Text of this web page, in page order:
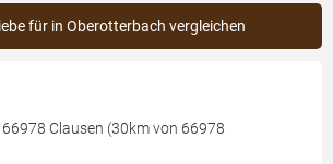
für in Oberotterbach vergleichen
Clausen (30km von 66978